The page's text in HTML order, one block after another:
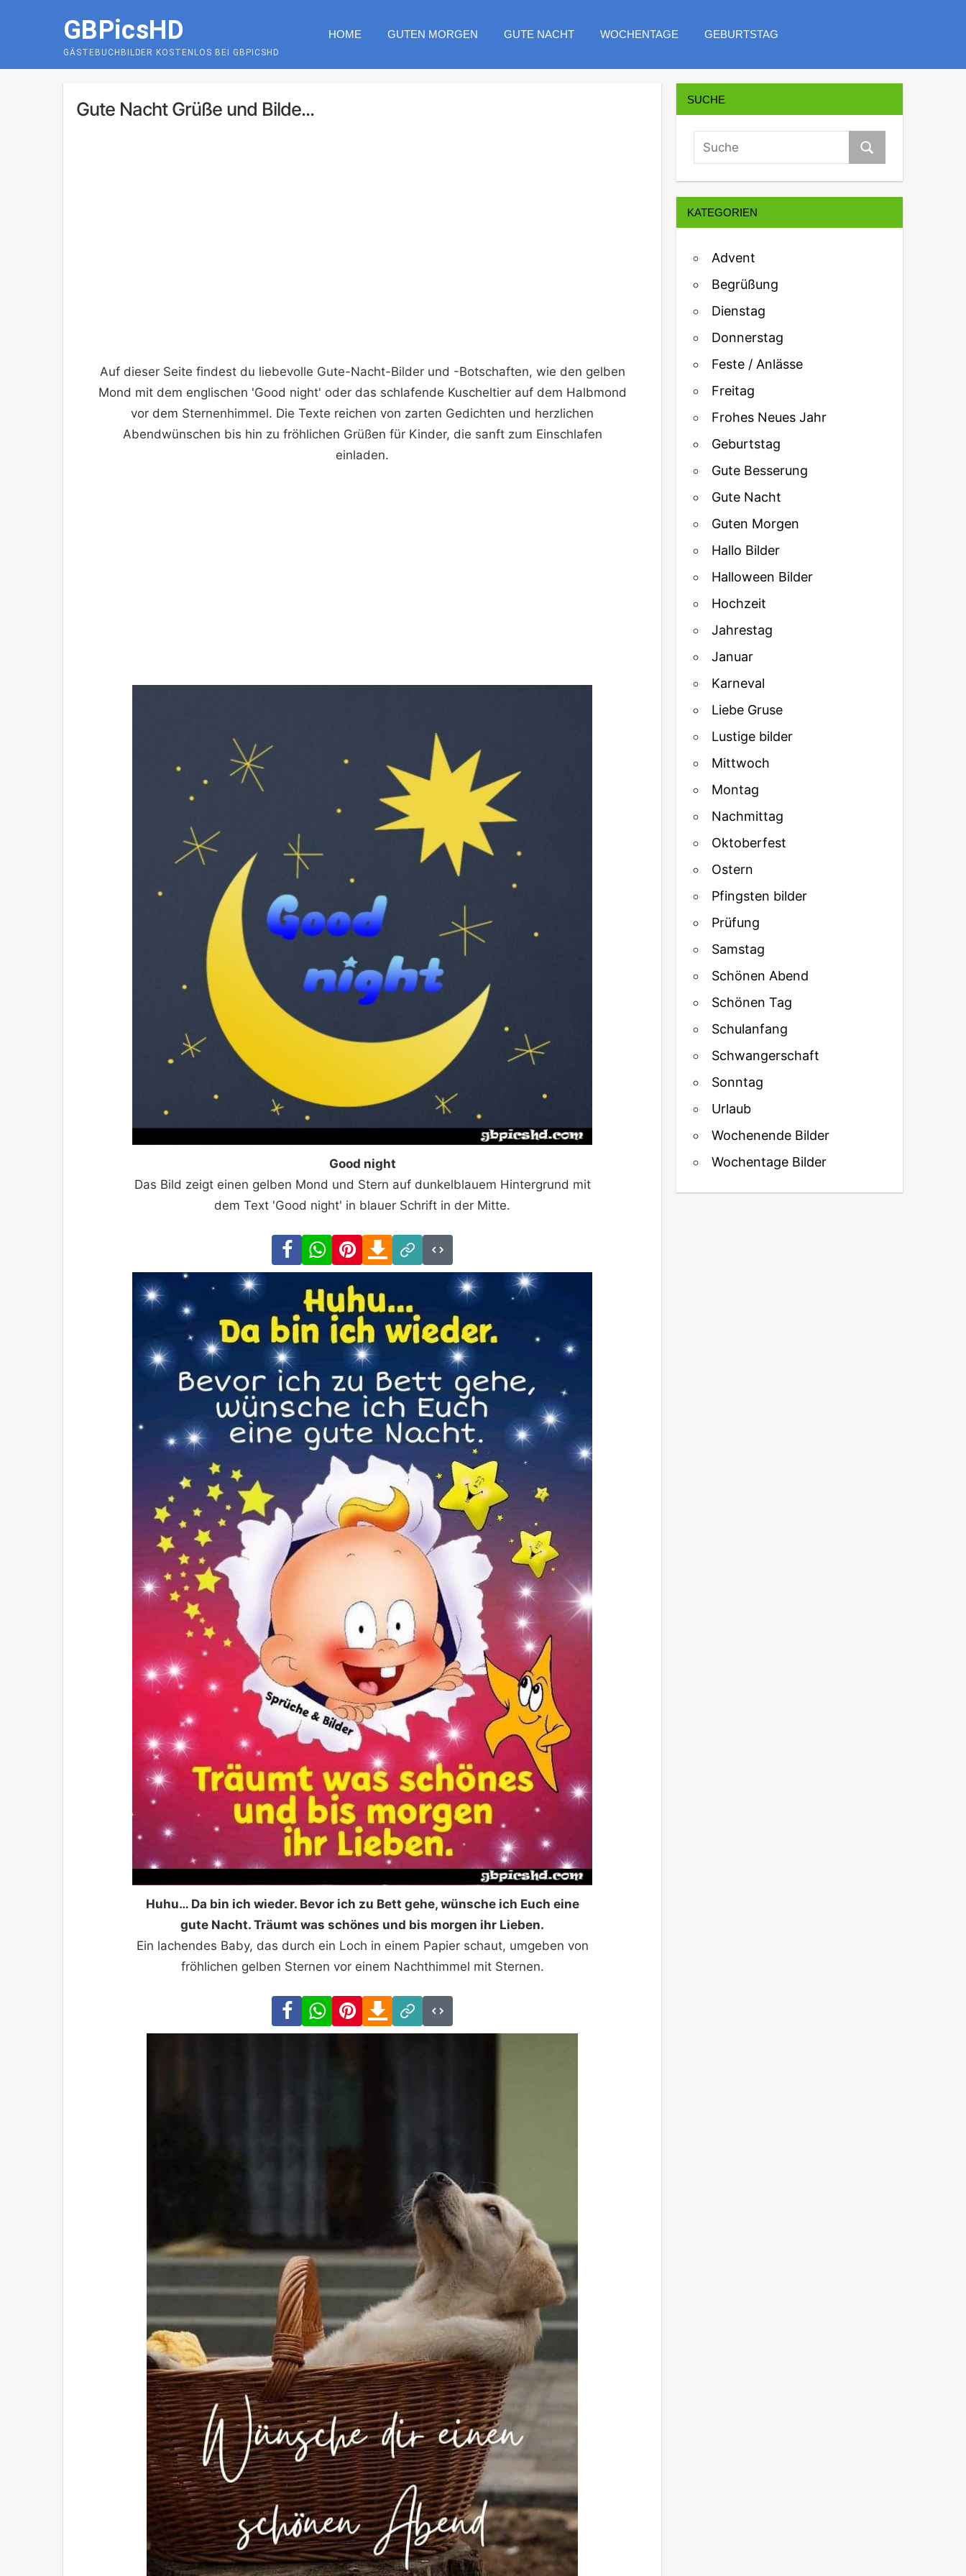
GBPicsHD
GÄSTEBUCHBILDER KOSTENLOS BEI GBPICSHD
HOME GUTEN MORGEN GUTE NACHT WOCHENTAGE GEBURTSTAG
Gute Nacht Grüße und Bilde...
Auf dieser Seite findest du liebevolle Gute-Nacht-Bilder und -Botschaften, wie den gelben
Mond mit dem englischen 'Good night' oder das schlafende Kuscheltier auf dem Halbmond
vor dem Sternenhimmel. Die Texte reichen von zarten Gedichten und herzlichen
Abendwünschen bis hin zu fröhlichen Grüßen für Kinder, die sanft zum Einschlafen
einladen.
Good night
Das Bild zeigt einen gelben Mond und Stern auf dunkelblauem Hintergrund mit
dem Text 'Good night' in blauer Schrift in der Mitte.
FacebookWhatsAppPinterestDownload
Link
Huhu… Da bin ich wieder. Bevor ich zu Bett gehe, wünsche ich Euch eine
gute Nacht. Träumt was schönes und bis morgen ihr Lieben.
Ein lachendes Baby, das durch ein Loch in einem Papier schaut, umgeben von
fröhlichen gelben Sternen vor einem Nachthimmel mit Sternen.
FacebookWhatsAppPinterestDownload
Link
SUCHE
KATEGORIEN
Advent
Begrüßung
Dienstag
Donnerstag
Feste / Anlässe
Freitag
Frohes Neues Jahr
Geburtstag
Gute Besserung
Gute Nacht
Guten Morgen
Hallo Bilder
Halloween Bilder
Hochzeit
Jahrestag
Januar
Karneval
Liebe Gruse
Lustige bilder
Mittwoch
Montag
Nachmittag
Oktoberfest
Ostern
Pfingsten bilder
Prüfung
Samstag
Schönen Abend
Schönen Tag
Schulanfang
Schwangerschaft
Sonntag
Urlaub
Wochenende Bilder
Wochentage Bilder